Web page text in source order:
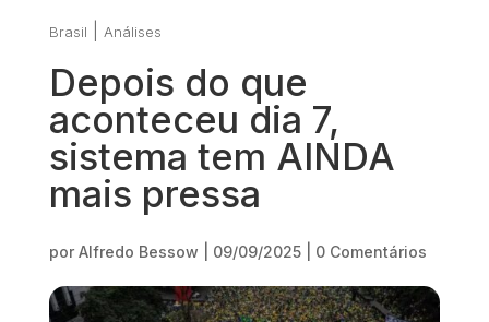
Brasil Análises
Depois do que
aconteceu dia 7,
sistema tem AINDA
mais pressa
por Alfredo Bessow 09/09/2025| 0 Comentários